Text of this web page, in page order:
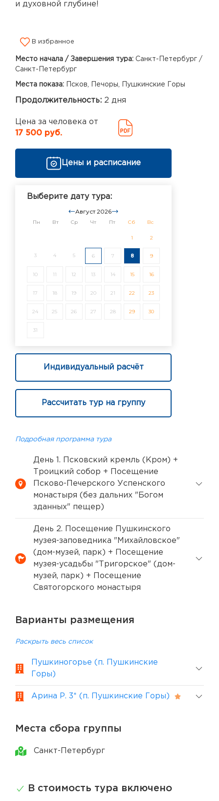
и духовной глубине!
В избранное
Место начала / Завершения тура: Санкт-Петербург /
Санкт-Петербург
Места показа: Псков, Печоры, Пушкинские Горы
Продолжительность: 2 дня
Цена за человека от
17 500 руб.
Цены и расписание
Выберите дату тура:
Август 2026
Пн Вт Ср Чт Пт Сб Вс
1 2
3 4 5 6 7 8 9
10 11 12 13 14 15 16
17 18 19 20 21 22 23
24 25 26 27 28 29 30
31
Индивидуальный расчёт
Рассчитать тур на группу
Подробная программа тура
День 1. Псковский кремль (Кром) +
Троицкий собор + Посещение
Псково-Печерского Успенского
монастыря (без дальних "Богом
зданных" пещер)
День 2. Посещение Пушкинского
музея-заповедника "Михайловское"
(дом-музей, парк) + Посещение
музея-усадьбы "Тригорское" (дом-
музей, парк) + Посещение
Святогорского монастыря
Варианты размещения
Раскрыть весь список
Пушкиногорье (п. Пушкинские
Горы)
Арина Р. 3* (п. Пушкинские Горы)
Места сбора группы
Санкт-Петербург
В стоимость тура включено